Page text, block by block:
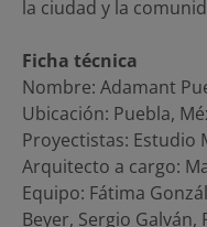
la ciudad y la
Ficha técnica
Nombre: Adamant
Ubicación: Puebla,
Proyectistas: Estudio
Arquitecto a cargo:
Equipo: Fátima
Beyer, Sergio Galván,